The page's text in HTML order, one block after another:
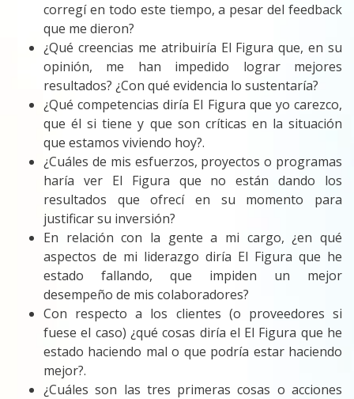
corregí en todo este tiempo, a pesar del feedback
que me dieron?
¿Qué creencias me atribuiría El Figura que, en su
opinión, me han impedido lograr mejores
resultados? ¿Con qué evidencia lo sustentaría?
¿Qué competencias diría El Figura que yo carezco,
que él si tiene y que son críticas en la situación
que estamos viviendo hoy?.
¿Cuáles de mis esfuerzos, proyectos o programas
haría ver El Figura que no están dando los
resultados que ofrecí en su momento para
justificar su inversión?
En relación con la gente a mi cargo, ¿en qué
aspectos de mi liderazgo diría El Figura que he
estado fallando, que impiden un mejor
desempeño de mis colaboradores?
Con respecto a los clientes (o proveedores si
fuese el caso) ¿qué cosas diría el El Figura que he
estado haciendo mal o que podría estar haciendo
mejor?.
¿Cuáles son las tres primeras cosas o acciones